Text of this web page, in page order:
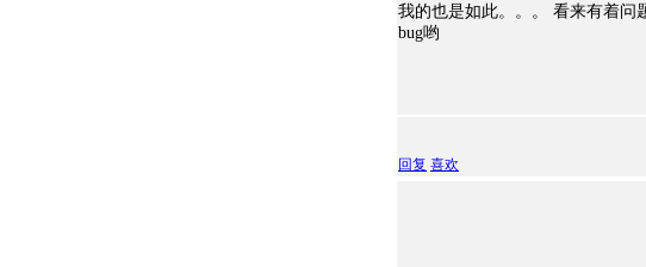
我的也是如此。。。 看来有着问
bug哟
回复 喜欢